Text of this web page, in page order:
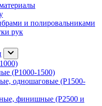
и полировальниками
рук
(P1000-1500)
одношаговые (P1500-
финишные (P2500 и